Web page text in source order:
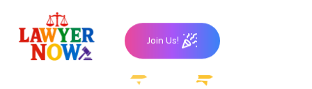
content
Join Us!